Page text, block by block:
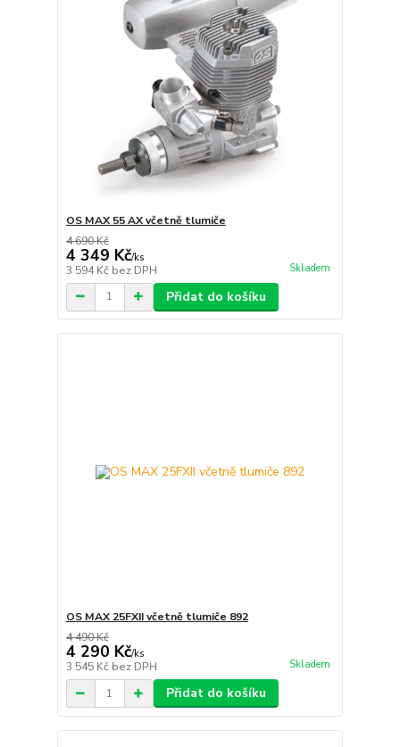
OS MAX 55 AX včetně tlumiče
4 690 Kč
4 349 Kč/ks
3 594 Kč bez DPH Skladem
Přidat do košíku
OS MAX 25FXII včetně tlumiče 892
4 490 Kč
4 290 Kč/ks
3 545 Kč bez DPH Skladem
Přidat do košíku